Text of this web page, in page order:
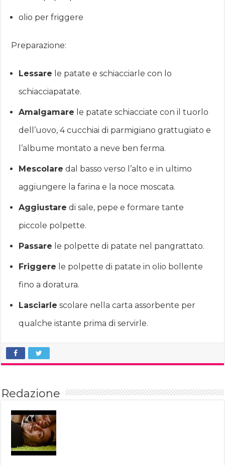
olio per friggere
Preparazione:
Lessare le patate e schiacciarle con lo
schiacciapatate.
Amalgamare le patate schiacciate con il tuorlo
dell’uovo, 4 cucchiai di parmigiano grattugiato e
l’albume montato a neve ben ferma.
Mescolare dal basso verso l’alto e in ultimo
aggiungere la farina e la noce moscata.
Aggiustare di sale, pepe e formare tante
piccole polpette.
Passare le polpette di patate nel pangrattato.
Friggere le polpette di patate in olio bollente
fino a doratura.
Lasciarle scolare nella carta assorbente per
qualche istante prima di servirle.
Redazione